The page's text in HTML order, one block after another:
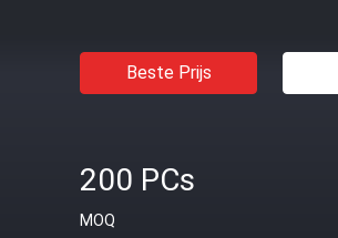
Beste Prijs
200 PCs
MOQ